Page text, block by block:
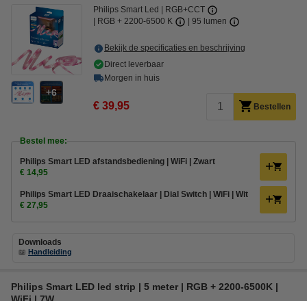
6
Philips Smart Led
RGB+CCT
RGB + 2200-6500 K
95 lumen
Bekijk de specificaties en beschrijving
Direct leverbaar
Morgen in huis
€ 39,95 Bestellen
Bestel mee:
Philips Smart LED afstandsbediening | WiFi | Zwart
€ 14,95
Philips Smart LED Draaischakelaar | Dial Switch | WiFi | Wit
€ 27,95
Downloads
📖 Handleiding
Philips Smart LED led strip | 5 meter | RGB + 2200-6500K |